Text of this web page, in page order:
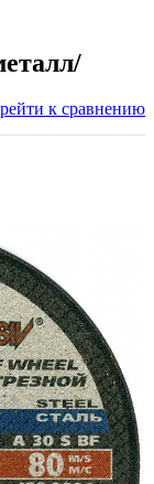
к сравнению